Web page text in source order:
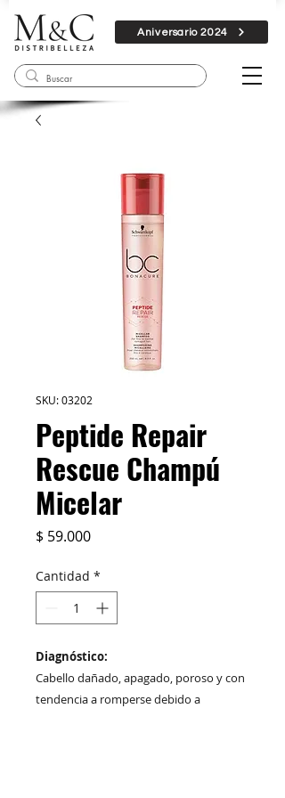
Aniversario 2024
SKU: 03202
Peptide Repair
Rescue Champú
Micelar
$ 59.000Precio
Cantidad *
Diagnóstico:
Cabello dañado, apagado, poroso y con
tendencia a romperse debido a